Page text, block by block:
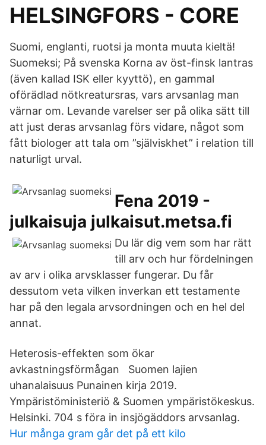
HELSINGFORS - CORE
Suomi, englanti, ruotsi ja monta muuta kieltä!
Suomeksi; På svenska Korna av öst-finsk lantras
(även kallad ISK eller kyyttö), en gammal
oförädlad nötkreatursras, vars arvsanlag man
värnar om. Levande varelser ser på olika sätt till
att just deras arvsanlag förs vidare, något som
fått biologer att tala om ”själviskhet” i relation till
naturligt urval.
Fena 2019 -
julkaisuja julkaisut.metsa.fi
Du lär dig vem som har rätt
till arv och hur fördelningen
av arv i olika arvsklasser fungerar. Du får
dessutom veta vilken inverkan ett testamente
har på den legala arvsordningen och en hel del
annat.
Heterosis-effekten som ökar
avkastningsförmågan Suomen lajien
uhanalaisuus Punainen kirja 2019.
Ympäristöministeriö & Suomen ympäristökeskus.
Helsinki. 704 s föra in insjögäddors arvsanlag.
Hur många gram går det på ett kilo